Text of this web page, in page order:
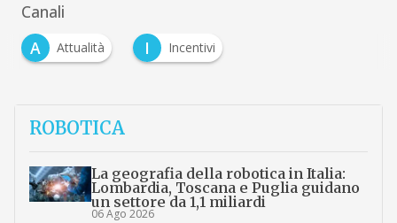
Canali
A
Attualità I Incentivi
ROBOTICA
La geografia della robotica in Italia:
Lombardia, Toscana e Puglia guidano
un settore da 1,1 miliardi
06 Ago 2026